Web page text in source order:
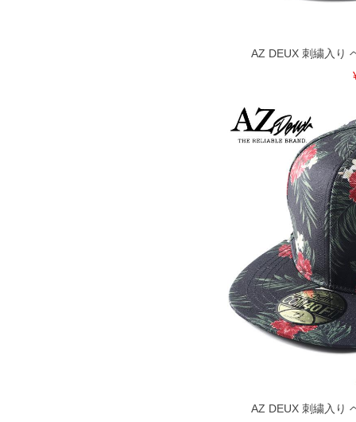
AZ DEUX 刺繍入り
AZ DEUX 刺繍入り